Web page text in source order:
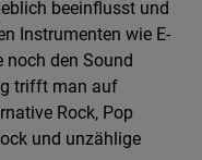
beeinflusst und
Instrumenten wie E-
noch den Sound
trifft man auf
Rock, Pop
und unzählige